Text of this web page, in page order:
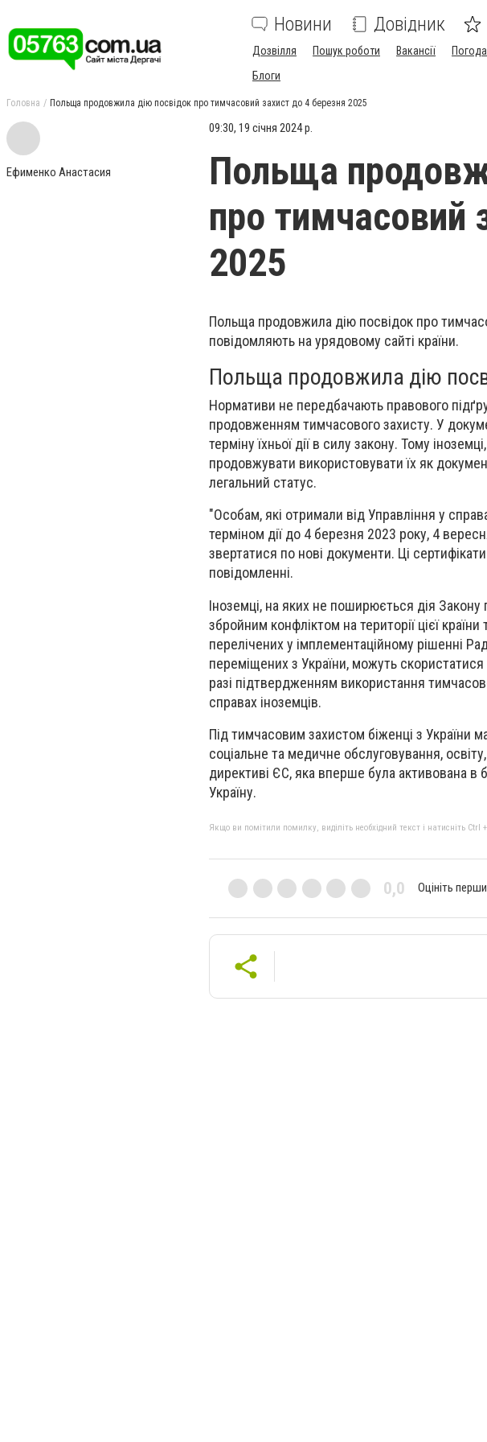
Новини Довідник
Дозвілля Пошук роботи Вакансії Погода
Блоги
Головна Польща продовжила дію посвідок про тимчасовий захист до 4 березня 2025
Ефименко Анастасия
09:30, 19 січня 2024 р.
Польща
про тимчасовий
2025
Польща продовжила дію посвідок про
повідомляють на урядовому сайті країни.
Польща продовжила дію
Нормативи не передбачають правового
продовженням тимчасового захисту. У
терміну їхньої дії в силу закону. Тому
продовжувати використовувати їх як
легальний статус.
"Особам, які отримали від Управління у
терміном дії до 4 березня 2023 року, 4
звертатися по нові документи. Ці
повідомленні.
Іноземці, на яких не поширюється дія Закону
збройним конфліктом на території цієї
перелічених у імплементаційному рішенні
переміщених з України, можуть
разі підтвердженням використання
справах іноземців.
Під тимчасовим захистом біженці з України
соціальне та медичне обслуговування,
директиві ЄС, яка вперше була активована в
Україну.
Якщо ви помітили помилку, виділіть необхідний текст і натисніть
0,0 Оцініть